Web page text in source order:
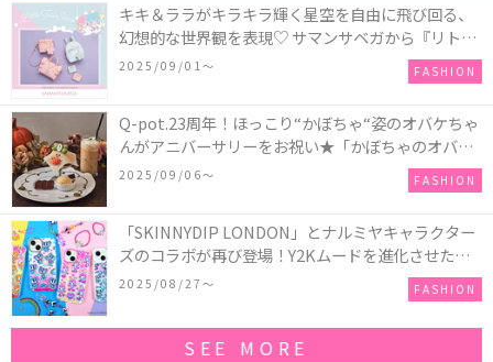
キキ＆ララがキラキラ輝く星空を自由に飛び回る、
幻想的な世界観を表現♡ サマンサベガから『リトル
ツインスターズ』50周年アニバーサリーイヤー』を
2025/09/01〜 FASHION
Q-pot.23周年！ほっこり“かぼちゃ“姿のオバケちゃ
んがアニバーサリーをお祝い★「かぼちゃのオバケ
ーキアクセサリー」が新発売！Q-pot CAFE.では
「かぼちゃのオバケーキプレート」も登場
2025/09/06〜 FASHION
「SKINNYDIP LONDON」とナルミヤキャラクター
ズのコラボが再び登場！Y2Kムードを進化させた新
作コレクションを発売♪
2025/08/27〜 FASHION
SEE MORE